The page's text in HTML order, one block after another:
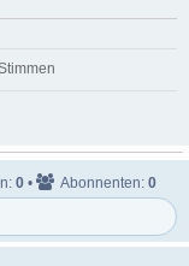
0• Abonnenten: 0